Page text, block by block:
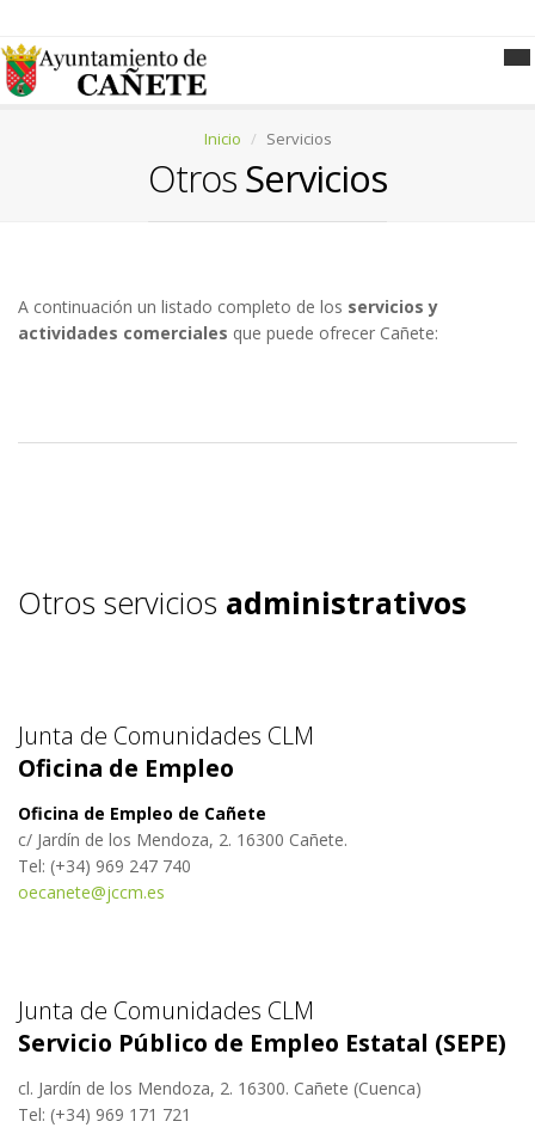
Inicio Servicios
OtrosServicios
A continuación un listado completo de los servicios y
actividades comerciales que puede ofrecer Cañete:
Otros servicios administrativos
Junta de Comunidades CLM
Oficina de Empleo
Oficina de Empleo de Cañete
c/ Jardín de los Mendoza, 2. 16300 Cañete.
Tel: (+34) 969 247 740
oecanete@jccm.es
Junta de Comunidades CLM
Servicio Público de Empleo Estatal (SEPE)
cl. Jardín de los Mendoza, 2. 16300. Cañete (Cuenca)
Tel: (+34) 969 171 721